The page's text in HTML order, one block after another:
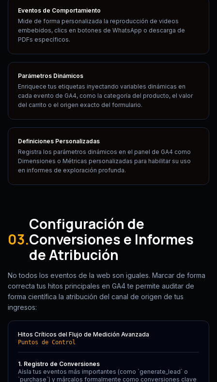
Eventos de Comportamiento
Mide de forma personalizada la reproducción de videos
embebidos, clics en botones de WhatsApp o descarga de
PDFs específicos.
Parámetros Dinámicos
Enriquece tus etiquetas inyectando variables dinámicas en
cada evento de GA4, como la categoría del producto, el valor
del carrito o el origen exacto del formulario.
Definiciones Personalizadas
Registra los parámetros dinámicos en el panel de GA4 como
Dimensiones o Métricas personalizadas para habilitar su uso
en informes de exploración profunda.
03.
Configuración de
Conversiones e Informes
de Atribución
No todos los eventos de la web son iguales. Marcar de forma
correcta tus hitos principales en GA4 te permite auditar de
forma científica la atribución del canal de origen de tus
ingresos:
Hitos Críticos del Flujo de Medición Avanzada
Puntos de Control
1. Registro de Conversiones
Aísla tus eventos más importantes (como `generate_lead` o
`purchase`) y márcalos formalmente como conversiones clave